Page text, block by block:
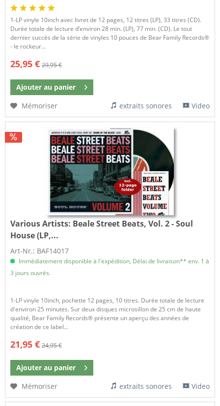
1-LP vinyle 10inch avec livret de 12 pages, 12 titres (LP), 33 titres (CD).
Durée totale de lecture d’environ 28 min. (LP), 77 min. (CD). Le tout
dernier succès de la série de vinyles 10 pouces de Bear Family Records®
- le rockeur...
25,95 € 29,95 €
Ajouter au panier
Mémoriser
extraits sonores Video
Various Artists: Beale Street Beats, Vol. 2 - Soul
House (LP,...
Art-Nr.: BAF14017
Immédiatement disponible à l'expédition, Délai de livraison** env. 1 à
3 jours ouvrés.
1-LP vinyle 10inch, pochette 12 pages, 10 titres. Durée totale de lecture
d'environ 25 minutes. Sur deux disques microsillon de 25 cm de haute
qualité, Bear Family Records® présente un aperçu des années de
création de ce label...
21,95 € 24,95 €
Ajouter au panier
Mémoriser
extraits sonores Video